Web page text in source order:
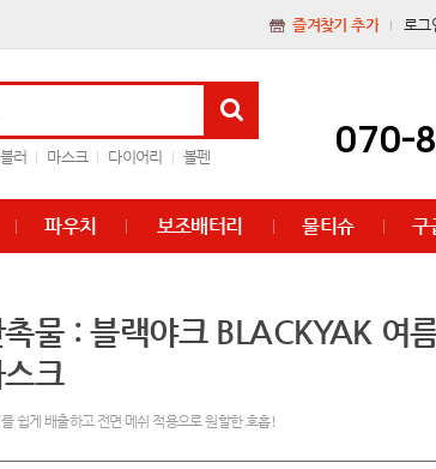
즐겨찾기 추가 로그
러 마스크 다이어리 볼펜 070-
파우치 보조배터리 물티슈 구
물 : 블랙야크 BLACKYAK 여
크
쉽게 배출하고 전면 메쉬 적용으로 원할한 호흡!